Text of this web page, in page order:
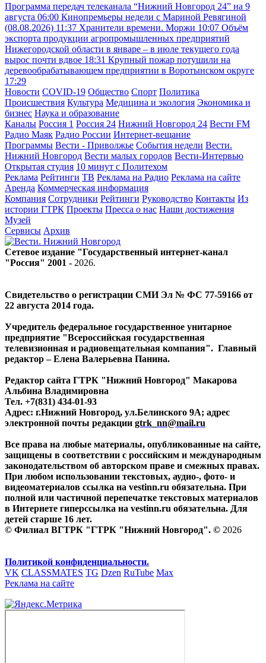
Программа передач телеканала “Нижний Новгород 24” на 9
августа 06:00 Кинопремьеры недели с Мариной Ревягиной
(08.08.2026) 11:37 Хранители времени. Моржи 10:07 Объём
экспорта продукции агропромышленных предприятий
Нижегородской области в январе – в июле текущего года
вырос почти вдвое 18:31 Крупный пожар потушили на
деревообрабатывающем предприятии в Воротынском округе
17:29
Новости COVID-19 Общество Спорт Политика
Происшествия Культура Медицина и экология Экономика и
бизнес Наука и образование
Каналы Россия 1 Россия 24 Нижний Новгород 24 Вести FM
Радио Маяк Радио России Интернет-вещание
Программы Вести - Приволжье События недели Вести.
Нижний Новгород Вести малых городов Вести-Интервью
Открытая студия 10 минут с Политехом
Реклама Рейтинги ТВ Реклама на Радио Реклама на сайте
Аренда Коммерческая информация
Компания Сотрудники Рейтинги Руководство Контакты Из
истории ГТРК Проекты Пресса о нас Наши достижения
Музей
Сервисы Архив
Сетевое издание "Государственный интернет-канал
"Россия" 2001 - 2026.
Свидетельство о регистрации СМИ Эл № ФС 77-59166 от
22 августа 2014 года.
Учредитель федеральное государственное унитарное
предприятие "Всероссийская государственная
телевизионная и радиовещательная компания". Главный
редактор – Елена Валерьевна Панина.
Редактор сайта ГТРК "Нижний Новгород" Макарова
Альбина Владимировна
Тел. +7(831) 434-01-93
Адрес: г.Нижний Новгород, ул.Белинского 9А; адрес
электронной почты редакции gtrk_nn@mail.ru
Все права на любые материалы, опубликованные на сайте,
защищены в соответствии с российским и международным
законодательством об авторском праве и смежных правах.
При любом использовании текстовых, аудио-, фото- и
видеоматериалов ссылка на vestinn.ru обязательна. При
полной или частичной перепечатке текстовых материалов
в Интернете гиперссылка на vestinn.ru обязательна. Для
детей старше 16 лет.
© Филиал ВГТРК "ГТРК "Нижний Новгород". © 2026
Политикой конфиденциальности.
VK CLASSMATES TG Dzen RuTube Max
Реклама на сайте